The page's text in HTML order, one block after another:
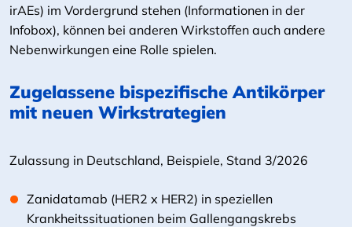
irAEs) im Vordergrund stehen (Informationen in der
Infobox), können bei anderen Wirkstoffen auch andere
Nebenwirkungen eine Rolle spielen.
Zugelassene bispezifische Antikörper
mit neuen Wirkstrategien
Zulassung in Deutschland, Beispiele, Stand 3/2026
Zanidatamab (HER2 x HER2) in speziellen
Krankheitssituationen beim Gallengangskrebs